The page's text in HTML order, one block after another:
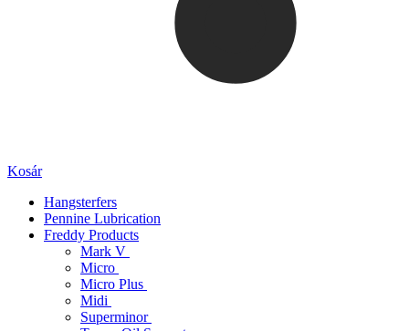
Kosár
Hangsterfers
Pennine Lubrication
Freddy Products
Mark V
Micro
Micro Plus
Midi
Superminor